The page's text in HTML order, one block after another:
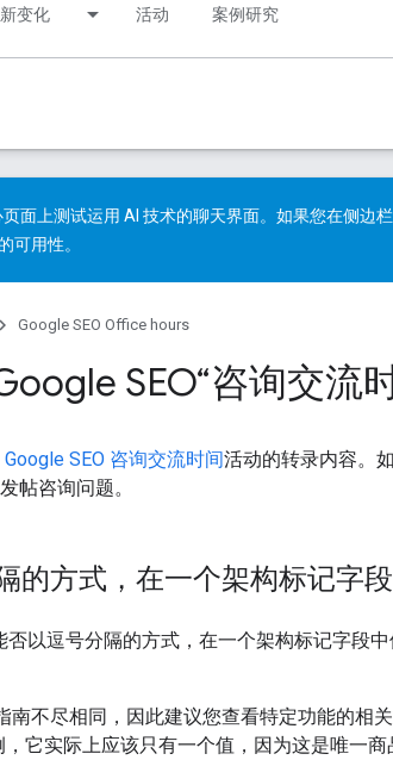
新变化 活动 案例研究
页面上测试运用 AI 技术的聊天界面。如果您在侧边
可用性。
Google SEO Office hours
SEO“咨询交流
Google SEO 咨询交流时间活动的转录内容。
帖咨询问题。
的方式，在一个架构标记字
否以逗号分隔的方式，在一个架构标记字段
南不尽相同，因此建议您查看特定功能的相
它实际上应该只有一个值，因为这是唯一